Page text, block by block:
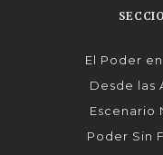
El Poder
Desde las
Escenario
Poder Sin